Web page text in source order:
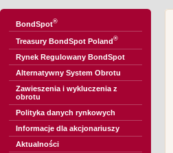
BondSpot®
Treasury BondSpot Poland®
Rynek Regulowany BondSpot
Alternatywny System Obrotu
Zawieszenia i wykluczenia z
obrotu
Polityka danych rynkowych
Informacje dla akcjonariuszy
Aktualności